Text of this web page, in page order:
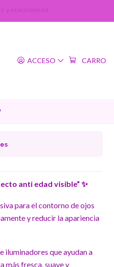
ACCESO CARRO
niacinamida
con
anti edad visible” ✨
para el contorno de ojos
y reducir la apariencia
iluminadores que ayudan a
más fresca, suave y